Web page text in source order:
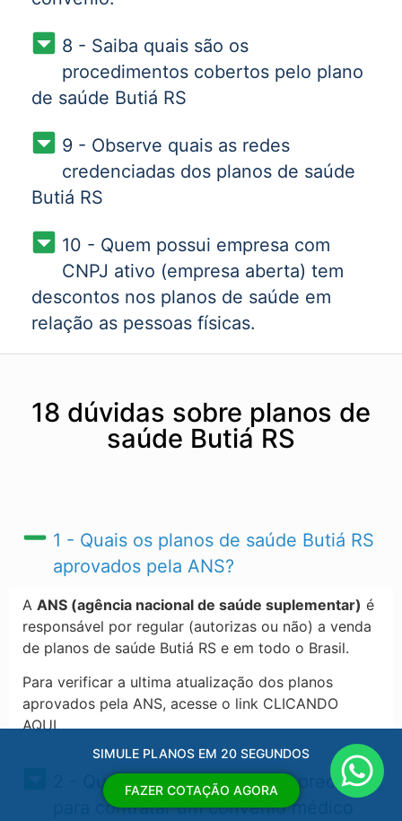
8 - Saiba quais são os
procedimentos cobertos pelo plano
de saúde Butiá RS
9 - Observe quais as redes
credenciadas dos planos de saúde
Butiá RS
10 - Quem possui empresa com
CNPJ ativo (empresa aberta) tem
descontos nos planos de saúde em
relação as pessoas físicas.
18 dúvidas sobre planos de
saúde Butiá RS
1 - Quais os planos de saúde Butiá RS​
aprovados pela ANS?
A ANS (agência nacional de saúde suplementar) é
responsável por regular (autorizas ou não) a venda
de planos de saúde Butiá RS​ e em todo o Brasil.
Para verificar a ultima atualização dos planos
aprovados pela ANS, acesse o link CLICANDO
AQUI.
2 - Quais os documentos eu preciso
para contratar um convênio médico
SIMULE PLANOS EM 20 SEGUNDOS
FAZER COTAÇÃO AGORA